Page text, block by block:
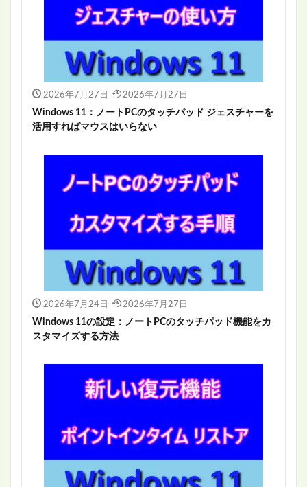
2026年7月27日 2026年7月27日
Windows 11：ノートPCのタッチパッド ジェスチャーを
活用すればマウスはいらない
2026年7月24日 2026年7月27日
Windows 11の設定：ノートPCのタッチパッド機能をカ
スタマイズする方法